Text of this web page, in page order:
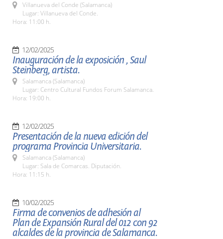
Villanueva del Conde (Salamanca)
Lugar: Villanueva del Conde.
Hora: 11:00 h.
12/02/2025
Inauguración de la exposición , Saul
Steinberg, artista.
Salamanca (Salamanca)
Lugar: Centro Cultural Fundos Forum Salamanca.
Hora: 19:00 h.
12/02/2025
Presentación de la nueva edición del
programa Provincia Universitaria.
Salamanca (Salamanca)
Lugar: Sala de Comarcas. Diputación.
Hora: 11:15 h.
10/02/2025
Firma de convenios de adhesión al
Plan de Expansión Rural del 012 con 92
alcaldes de la provincia de Salamanca.